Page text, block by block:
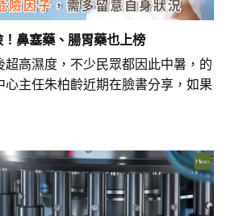
鼻塞藥、腸胃藥也上榜
超高濕度，不少民眾都因此中暑，的
心主任朱柏齡近期在臉書分享，如果